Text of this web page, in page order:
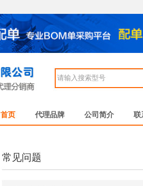
首页 代理品牌 公司简介 联
常见问题